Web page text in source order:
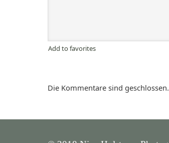
Add to favorites
Die Kommentare sind geschlossen.